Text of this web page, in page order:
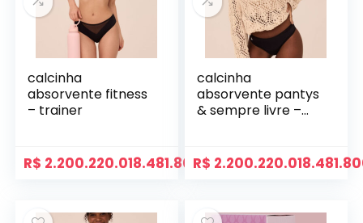
calcinha
absorvente fitness
– trainer
R$ 2.200.220.018.481.800,00
calcinha
absorvente pantys
& sempre livre –
R$